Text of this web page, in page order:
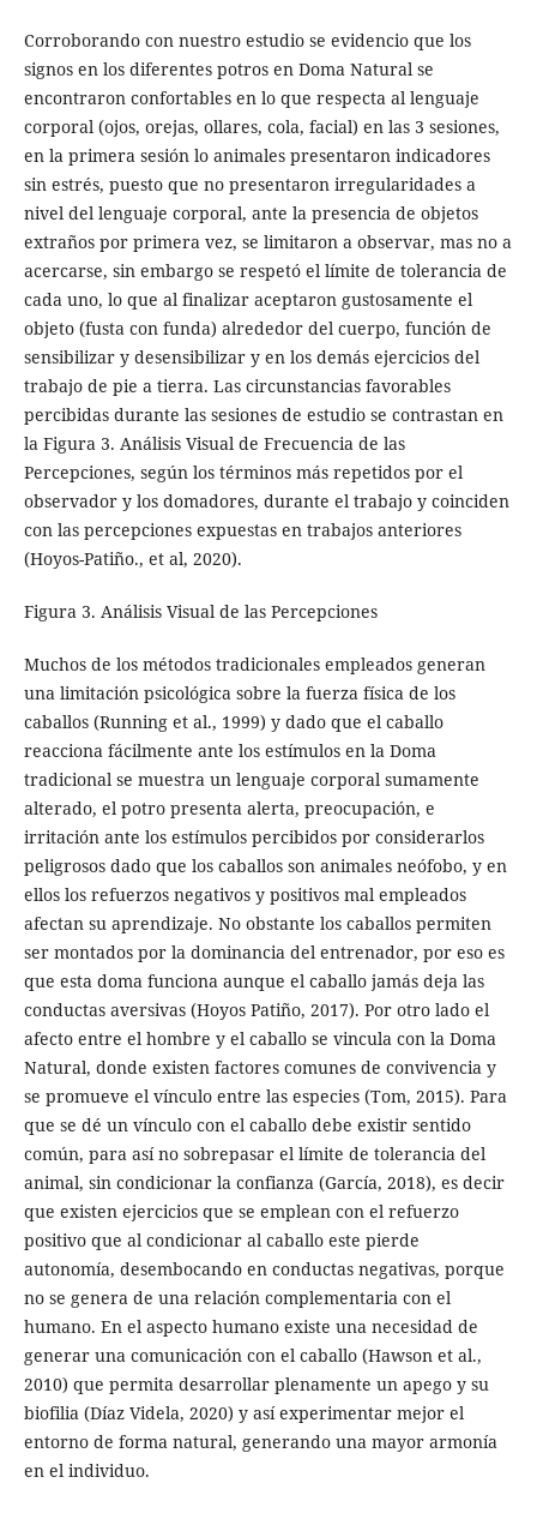
Corroborando con nuestro estudio se evidencio que los
signos en los diferentes potros en Doma Natural se
encontraron confortables en lo que respecta al lenguaje
corporal (ojos, orejas, ollares, cola, facial) en las 3 sesiones,
en la primera sesión lo animales presentaron indicadores
sin estrés, puesto que no presentaron irregularidades a
nivel del lenguaje corporal, ante la presencia de objetos
extraños por primera vez, se limitaron a observar, mas no a
acercarse, sin embargo se respetó el límite de tolerancia de
cada uno, lo que al finalizar aceptaron gustosamente el
objeto (fusta con funda) alrededor del cuerpo, función de
sensibilizar y desensibilizar y en los demás ejercicios del
trabajo de pie a tierra. Las circunstancias favorables
percibidas durante las sesiones de estudio se contrastan en
la Figura 3. Análisis Visual de Frecuencia de las
Percepciones, según los términos más repetidos por el
observador y los domadores, durante el trabajo y coinciden
con las percepciones expuestas en trabajos anteriores
(Hoyos-Patiño., et al, 2020).
Figura 3. Análisis Visual de las Percepciones
Muchos de los métodos tradicionales empleados generan
una limitación psicológica sobre la fuerza física de los
caballos (Running et al., 1999) y dado que el caballo
reacciona fácilmente ante los estímulos en la Doma
tradicional se muestra un lenguaje corporal sumamente
alterado, el potro presenta alerta, preocupación, e
irritación ante los estímulos percibidos por considerarlos
peligrosos dado que los caballos son animales neófobo, y en
ellos los refuerzos negativos y positivos mal empleados
afectan su aprendizaje. No obstante los caballos permiten
ser montados por la dominancia del entrenador, por eso es
que esta doma funciona aunque el caballo jamás deja las
conductas aversivas (Hoyos Patiño, 2017). Por otro lado el
afecto entre el hombre y el caballo se vincula con la Doma
Natural, donde existen factores comunes de convivencia y
se promueve el vínculo entre las especies (Tom, 2015). Para
que se dé un vínculo con el caballo debe existir sentido
común, para así no sobrepasar el límite de tolerancia del
animal, sin condicionar la confianza (García, 2018), es decir
que existen ejercicios que se emplean con el refuerzo
positivo que al condicionar al caballo este pierde
autonomía, desembocando en conductas negativas, porque
no se genera de una relación complementaria con el
humano. En el aspecto humano existe una necesidad de
generar una comunicación con el caballo (Hawson et al.,
2010) que permita desarrollar plenamente un apego y su
biofilia (Díaz Videla, 2020) y así experimentar mejor el
entorno de forma natural, generando una mayor armonía
en el individuo.